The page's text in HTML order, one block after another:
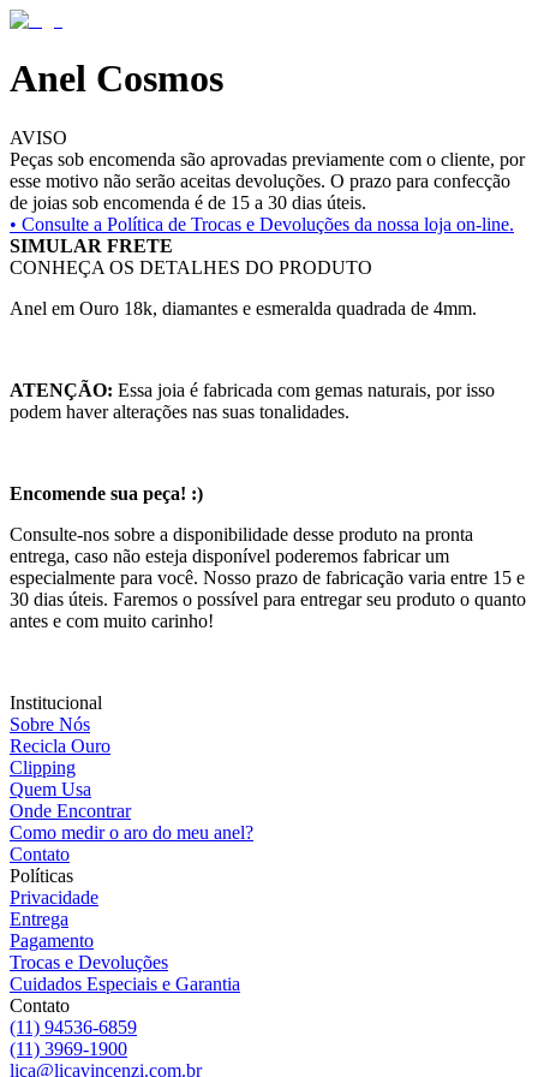
Anel Cosmos
AVISO
Peças sob encomenda são aprovadas previamente com o cliente, por
esse motivo não serão aceitas devoluções. O prazo para confecção
de joias sob encomenda é de 15 a 30 dias úteis.
• Consulte a Política de Trocas e Devoluções da nossa loja on-line.
SIMULAR FRETE
CONHEÇA OS DETALHES DO PRODUTO
Anel em Ouro 18k, diamantes e esmeralda quadrada de 4mm.
ATENÇÃO: Essa joia é fabricada com gemas naturais, por isso
podem haver alterações nas suas tonalidades.
Encomende sua peça! :)
Consulte-nos sobre a disponibilidade desse produto na pronta
entrega, caso não esteja disponível poderemos fabricar um
especialmente para você. Nosso prazo de fabricação varia entre 15 e
30 dias úteis. Faremos o possível para entregar seu produto o quanto
antes e com muito carinho!
Institucional
Sobre Nós
Recicla Ouro
Clipping
Quem Usa
Onde Encontrar
Como medir o aro do meu anel?
Contato
Políticas
Privacidade
Entrega
Pagamento
Trocas e Devoluções
Cuidados Especiais e Garantia
Contato
(11) 94536-6859
(11) 3969-1900
lica@licavincenzi.com.br